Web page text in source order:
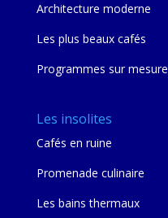
Architecture moderne
Les plus beaux cafés
Programmes sur mesure
Les insolites
Cafés en ruine
Promenade culinaire
Les bains thermaux